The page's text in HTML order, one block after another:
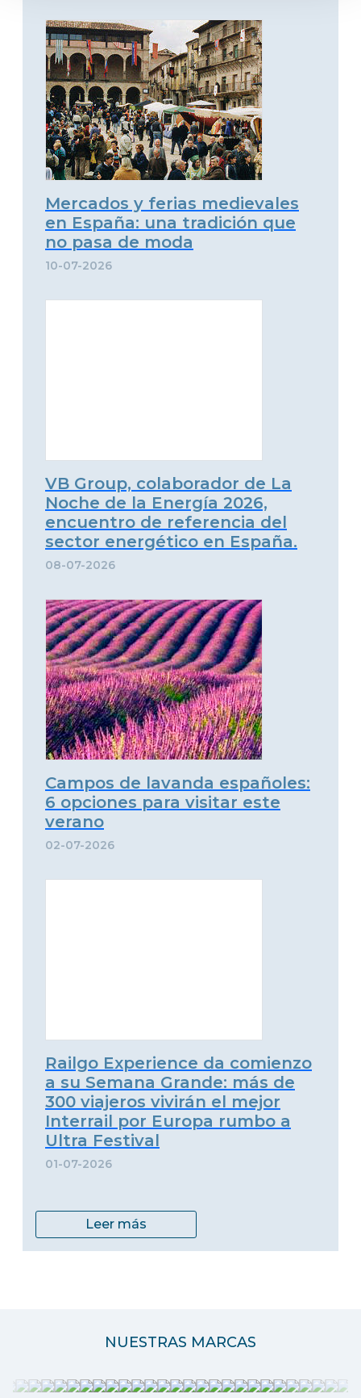
Mercados y ferias medievales
en España: una tradición que
no pasa de moda
10-07-2026
VB Group, colaborador de La
Noche de la Energía 2026,
encuentro de referencia del
sector energético en España.
08-07-2026
Campos de lavanda españoles:
6 opciones para visitar este
verano
02-07-2026
Railgo Experience da comienzo
a su Semana Grande: más de
300 viajeros vivirán el mejor
Interrail por Europa rumbo a
Ultra Festival
01-07-2026
Leer más
NUESTRAS MARCAS